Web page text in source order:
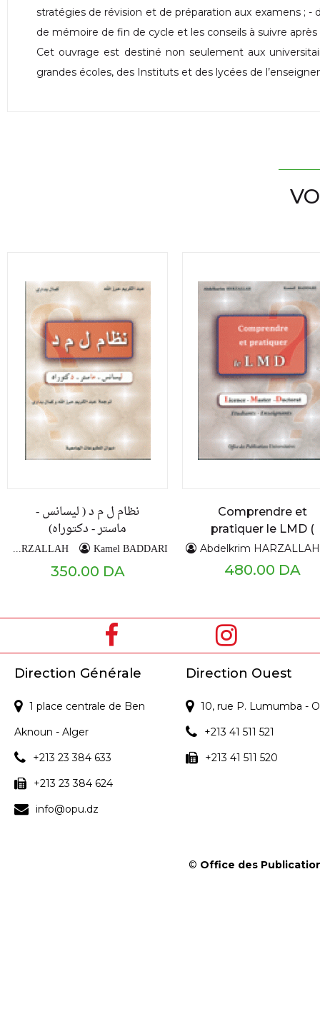
stratégies de révision et de préparation aux examens ;
de mémoire de fin de cycle et les conseils à suivre après
Cet ouvrage est destiné non seulement aux
grandes écoles, des Instituts et des lycées de
نظام ل م د ( ليسانس -
ماستر - دكتوراه)
Abdelkrim HARZALLAH Kamel BADDARI
350.00 DA
Comprendre et
pratiquer le LMD (
Licence - Master -
Doctorat )
Abdelkrim HARZALLAH
480.00 DA
Direction Générale
1 place centrale de Ben
Aknoun - Alger
+213 23 384 633
+213 23 384 624
info@opu.dz
Direction Ouest
10, rue P. Lumumba -
+213 41 511 521
+213 41 511 520
© Office des